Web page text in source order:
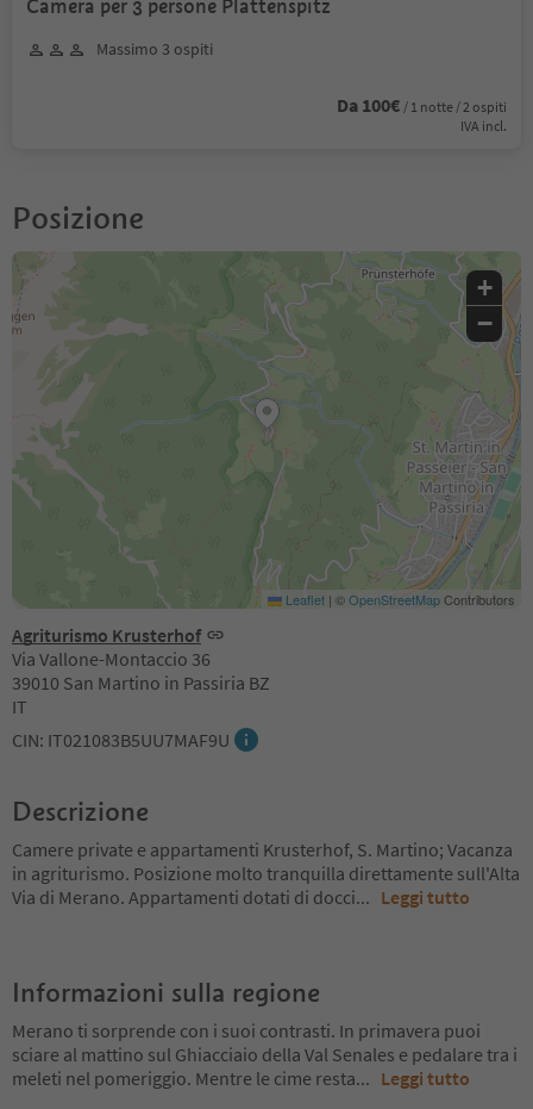
Camera per 3 persone Plattenspitz
Massimo 3 ospiti
Da 100€ / 1 notte / 2 ospiti
IVA incl.
Posizione
Agriturismo Krusterhof
Via Vallone-Montaccio 36
39010 San Martino in Passiria BZ
IT
CIN: IT021083B5UU7MAF9U
+
−
Leaflet | ©OpenStreetMapContributors
Descrizione
Camere private e appartamenti Krusterhof, S. Martino; Vacanza
in agriturismo. Posizione molto tranquilla direttamente sull'Alta
Via di Merano. Appartamenti dotati di docci... Leggi tutto
Informazioni sulla regione
Merano ti sorprende con i suoi contrasti. In primavera puoi
sciare al mattino sul Ghiacciaio della Val Senales e pedalare tra i
meleti nel pomeriggio. Mentre le cime resta... Leggi tutto